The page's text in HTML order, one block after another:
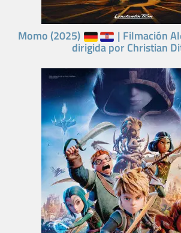
Momo (2025) | Filmación
dirigida por Christian